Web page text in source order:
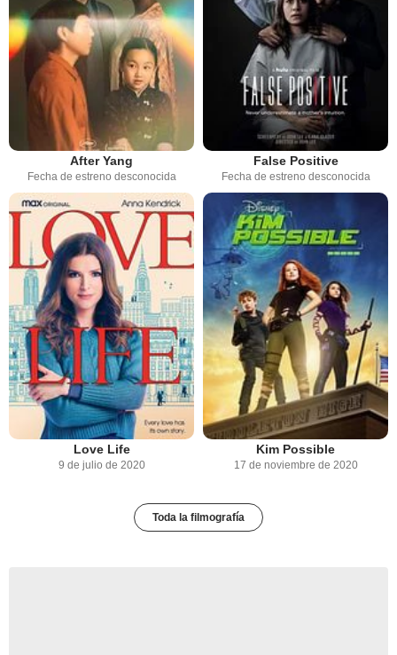
After Yang
Fecha de estreno desconocida
False Positive
Fecha de estreno desconocida
Love Life
9 de julio de 2020
Kim Possible
17 de noviembre de 2020
Toda la filmografía